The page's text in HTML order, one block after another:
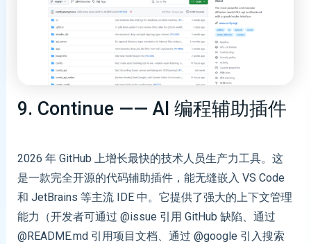
9. Continue —— AI 编程辅助插件
2026 年 GitHub 上增长最快的技术人员生产力工具。这
是一款完全开源的代码辅助插件，能无缝嵌入 VS Code
和 JetBrains 等主流 IDE 中。它提供了强大的上下文管理
能力（开发者可通过 @issue 引用 GitHub 缺陷、通过
@README.md 引用项目文档、通过 @google 引入搜索